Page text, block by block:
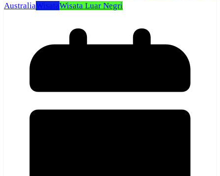
AustraliaWisataWisata Luar Negri